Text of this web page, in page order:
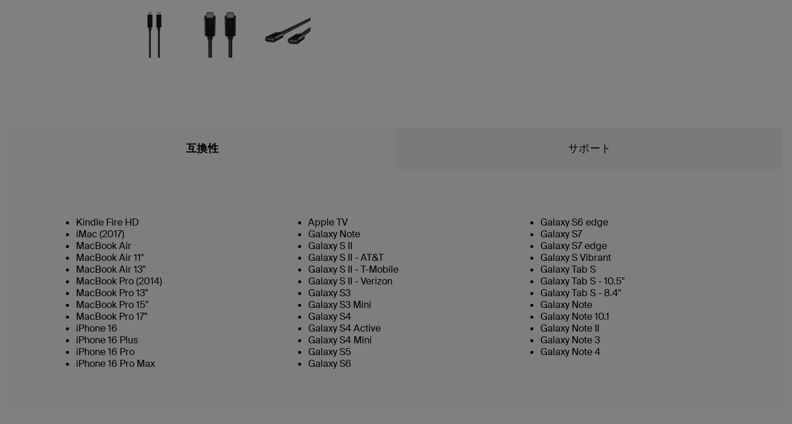
互換性 サポート
Kindle Fire HD
iMac (2017)
MacBook Air
MacBook Air 11"
MacBook Air 13"
MacBook Pro (2014)
MacBook Pro 13"
MacBook Pro 15"
MacBook Pro 17"
iPhone 16
iPhone 16 Plus
iPhone 16 Pro
iPhone 16 Pro Max
Apple TV
Galaxy Note
Galaxy S II
Galaxy S II - AT&T
Galaxy S II - T-Mobile
Galaxy S II - Verizon
Galaxy S3
Galaxy S3 Mini
Galaxy S4
Galaxy S4 Active
Galaxy S4 Mini
Galaxy S5
Galaxy S6
Galaxy S6 edge
Galaxy S7
Galaxy S7 edge
Galaxy S Vibrant
Galaxy Tab S
Galaxy Tab S - 10.5"
Galaxy Tab S - 8.4"
Galaxy Note
Galaxy Note 10.1
Galaxy Note II
Galaxy Note 3
Galaxy Note 4